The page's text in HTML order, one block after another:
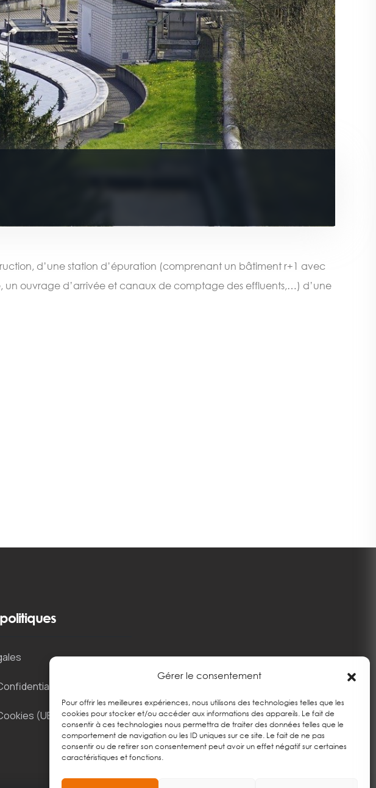
Gérer le consentement
Pour offrir les meilleures expériences, nous utilisons des technologies telles que les
cookies pour stocker et/ou accéder aux informations des appareils. Le fait de
consentir à ces technologies nous permettra de traiter des données telles que le
comportement de navigation ou les ID uniques sur ce site. Le fait de ne pas
consentir ou de retirer son consentement peut avoir un effet négatif sur certaines
caractéristiques et fonctions.
d’une station d’épuration (comprenant un bâtiment r+1 avec
un ouvrage d’arrivée et canaux de comptage des effluents,…) d’une
(UE)